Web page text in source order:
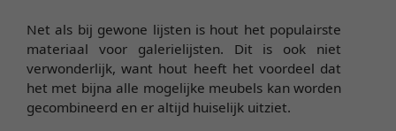
Net als bij gewone lijsten is hout het populairste
materiaal voor galerielijsten. Dit is ook niet
verwonderlijk, want hout heeft het voordeel dat
het met bijna alle mogelijke meubels kan worden
gecombineerd en er altijd huiselijk uitziet.